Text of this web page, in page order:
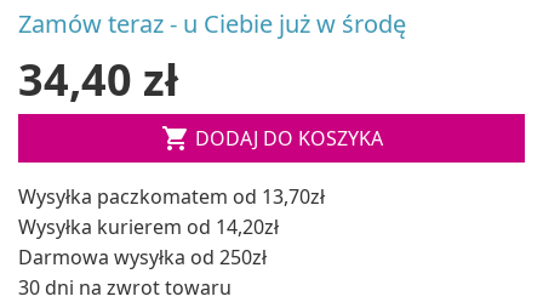
Zamów teraz - u Ciebie już w środę
34,40 zł
 DODAJ DO KOSZYKA
Wysyłka paczkomatem od 13,70zł
Wysyłka kurierem od 14,20zł
Darmowa wysyłka od 250zł
30 dni na zwrot towaru